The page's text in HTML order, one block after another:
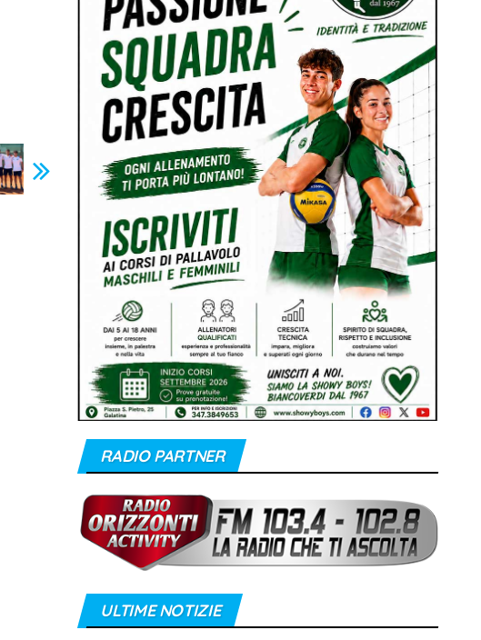
RADIO PARTNER
ULTIME NOTIZIE